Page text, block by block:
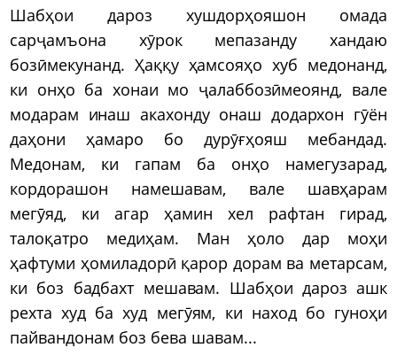
Шабҳои дароз хушдорҳояшон омада
сарҷамъона хӯрок мепазанду хандаю
бозӣмекунанд. Ҳаққу ҳамсояҳо хуб медонанд,
ки онҳо ба хонаи мо ҷалаббозӣмеоянд, вале
модарам инаш акахонду онаш додархон гӯён
даҳони ҳамаро бо дурӯғҳояш мебандад.
Медонам, ки гапам ба онҳо намегузарад,
кордорашон намешавам, вале шавҳарам
мегӯяд, ки агар ҳамин хел рафтан гирад,
талоқатро медиҳам. Ман ҳоло дар моҳи
ҳафтуми ҳомиладорӣ қарор дорам ва метарсам,
ки боз бадбахт мешавам. Шабҳои дароз ашк
рехта худ ба худ мегӯям, ки наход бо гуноҳи
пайвандонам боз бева шавам...